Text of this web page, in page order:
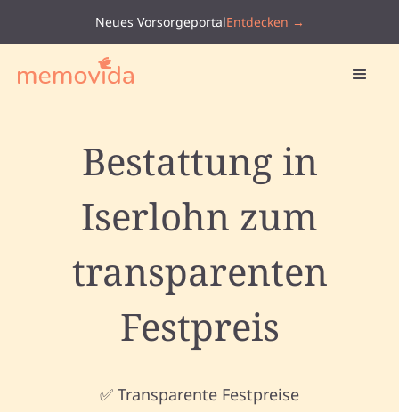
Neues VorsorgeportalEntdecken →
Bestattung in
Iserlohn zum
transparenten
Festpreis
✅ Transparente Festpreise